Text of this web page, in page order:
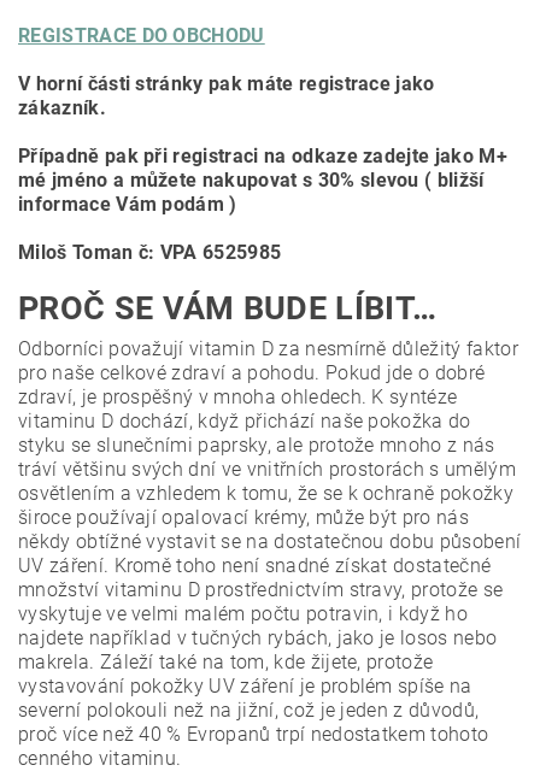
REGISTRACE DO OBCHODU
V horní části stránky pak máte registrace jako
zákazník.
Případně pak při registraci na odkaze zadejte jako M+
mé jméno a můžete nakupovat s 30% slevou ( bližší
informace Vám podám )
Miloš Toman č: VPA 6525985
PROČ SE VÁM BUDE LÍBIT…
Odborníci považují vitamin D za nesmírně důležitý faktor
pro naše celkové zdraví a pohodu. Pokud jde o dobré
zdraví, je prospěšný v mnoha ohledech. K syntéze
vitaminu D dochází, když přichází naše pokožka do
styku se slunečními paprsky, ale protože mnoho z nás
tráví většinu svých dní ve vnitřních prostorách s umělým
osvětlením a vzhledem k tomu, že se k ochraně pokožky
široce používají opalovací krémy, může být pro nás
někdy obtížné vystavit se na dostatečnou dobu působení
UV záření. Kromě toho není snadné získat dostatečné
množství vitaminu D prostřednictvím stravy, protože se
vyskytuje ve velmi malém počtu potravin, i když ho
najdete například v tučných rybách, jako je losos nebo
makrela. Záleží také na tom, kde žijete, protože
vystavování pokožky UV záření je problém spíše na
severní polokouli než na jižní, což je jeden z důvodů,
proč více než 40 % Evropanů trpí nedostatkem tohoto
cenného vitaminu.